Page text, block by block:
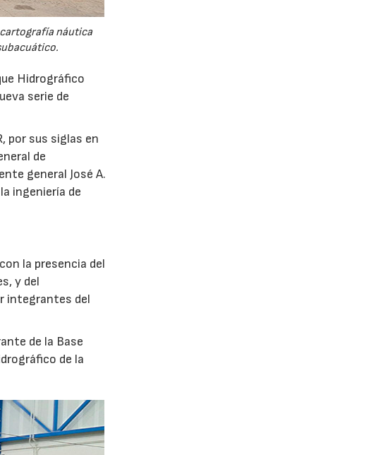
náutica
Hidrográfico
serie de
por sus siglas en
de
general José A.
ingeniería de
la presencia del
y del
integrantes del
de la Base
de la